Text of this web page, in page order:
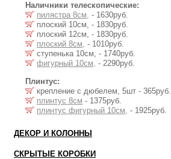
Наличники телескопические:
пилястра 8см, - 1630руб.
плоский 10см, - 1830руб.
плоский 12см, - 1830руб.
плоский 8см, - 1010руб.
ступенька 10см, - 1740руб.
фигурный 10см, - 2290руб.
Плинтус:
крепление с дюбелем, 5шт - 365руб.
плинтус 8см - 1375руб.
плинтус фигурный 10см, - 1925руб.
ДЕКОР И КОЛОННЫ
СКРЫТЫЕ КОРОБКИ